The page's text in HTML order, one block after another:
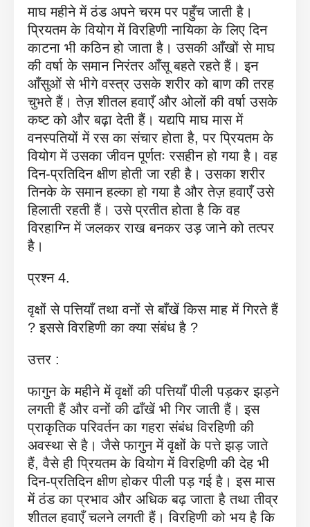
माघ महीने में ठंड अपने चरम पर पहुँच जाती है।
प्रियतम के वियोग में विरहिणी नायिका के लिए दिन
काटना भी कठिन हो जाता है। उसकी आँखों से माघ
की वर्षा के समान निरंतर आँसू बहते रहते हैं। इन
आँसुओं से भीगे वस्त्र उसके शरीर को बाण की तरह
चुभते हैं। तेज़ शीतल हवाएँ और ओलों की वर्षा उसके
कष्ट को और बढ़ा देती हैं। यद्यपि माघ मास में
वनस्पतियों में रस का संचार होता है, पर प्रियतम के
वियोग में उसका जीवन पूर्णतः रसहीन हो गया है। वह
दिन-प्रतिदिन क्षीण होती जा रही है। उसका शरीर
तिनके के समान हल्का हो गया है और तेज़ हवाएँ उसे
हिलाती रहती हैं। उसे प्रतीत होता है कि वह
विरहाग्नि में जलकर राख बनकर उड़ जाने को तत्पर
है।
प्रश्न 4.
वृक्षों से पत्तियाँ तथा वनों से बाँखें किस माह में गिरते हैं
? इससे विरहिणी का क्या संबंध है ?
उत्तर :
फागुन के महीने में वृक्षों की पत्तियाँ पीली पड़कर झड़ने
लगती हैं और वनों की ढाँखें भी गिर जाती हैं। इस
प्राकृतिक परिवर्तन का गहरा संबंध विरहिणी की
अवस्था से है। जैसे फागुन में वृक्षों के पत्ते झड़ जाते
हैं, वैसे ही प्रियतम के वियोग में विरहिणी की देह भी
दिन-प्रतिदिन क्षीण होकर पीली पड़ गई है। इस मास
में ठंड का प्रभाव और अधिक बढ़ जाता है तथा तीव्र
शीतल हवाएँ चलने लगती हैं। विरहिणी को भय है कि